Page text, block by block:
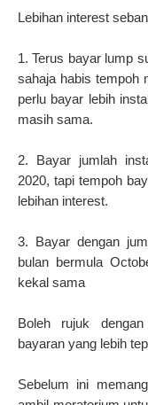
Lebihan interest
1. Terus bayar lump
sahaja habis tempoh
perlu bayar lebih
masih sama.
2. Bayar jumlah
2020, tapi tempoh
lebihan interest.
3. Bayar dengan
bulan bermula
kekal sama
Boleh rujuk
bayaran yang lebih
Sebelum ini